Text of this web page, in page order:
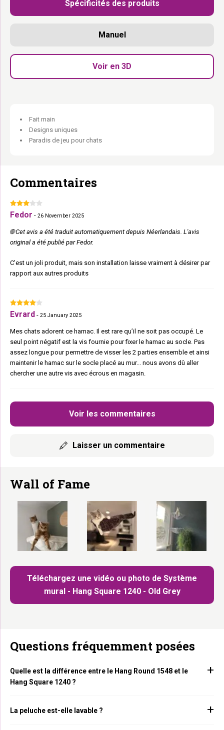
Peluche grise lavable :Fermeture éclair — facilement amovible.
Livré avec Disc 15 + Hold 15 :Prêt à monter.
Carré, doux et au mur. Elle s’y love et ne repart plus.
Spécificités des produits
Manuel
Voir en 3D
Fait main
Designs uniques
Paradis de jeu pour chats
Commentaires
Voir les commentaires
Laisser un commentaire
Fedor - 26 November 2025
🌐 Cet avis a été traduit automatiquement depuis Néerlandais. L'avis
original a été publié par Fedor.
C'est un joli produit, mais son installation laisse vraiment à désirer par
rapport aux autres produits
Evrard - 25 January 2025
Mes chats adorent ce hamac. Il est rare qu’il ne soit pas occupé. Le
seul point négatif est la vis fournie pour fixer le hamac au socle. Pas
assez longue pour permettre de visser les 2 parties ensemble et ainsi
maintenir le hamac sur le socle placé au mur... nous avons dû aller
chercher une autre vis avec écrous en magasin.
Wall of Fame
Téléchargez une vidéo ou photo de Système
mural - Hang Square 1240 - Old Grey
Questions fréquemment posées
Quelle est la différence entre le Hang Round 1548 et le
Hang Square 1240 ?
La peluche est-elle lavable ?